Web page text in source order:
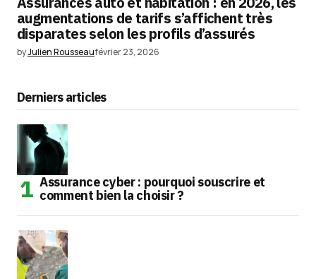
augmentations de tarifs s’affichent très
disparates selon les profils d’assurés
byJulien Rousseaufévrier 23, 2026
Derniers articles
Assurance cyber : pourquoi souscrire et
comment bien la choisir ?